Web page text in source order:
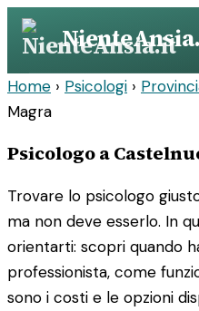
Vai
contenuto
Home › Psicologi ›
Magra
Psicologo a
Trovare lo psicologo
ma non deve esserlo. In
orientarti: scopri quando
professionista, come
sono i costi e le opzioni